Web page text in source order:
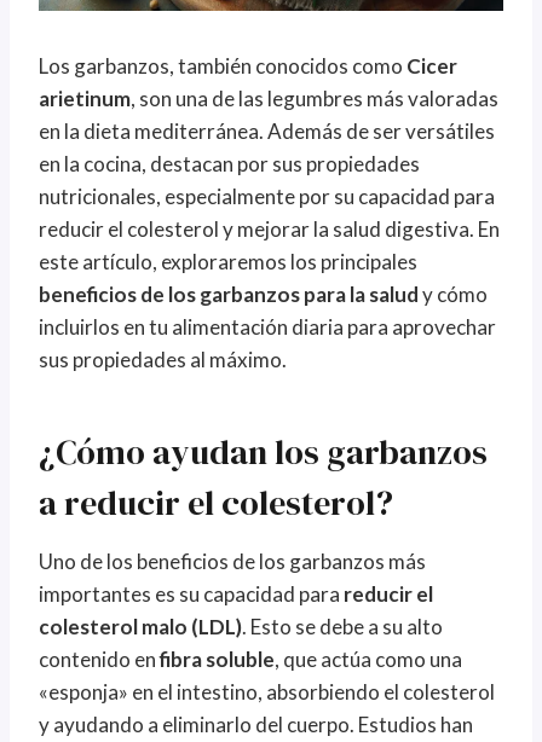
Los garbanzos, también conocidos como Cicer
arietinum, son una de las legumbres más valoradas
en la dieta mediterránea. Además de ser versátiles
en la cocina, destacan por sus propiedades
nutricionales, especialmente por su capacidad para
reducir el colesterol y mejorar la salud digestiva. En
este artículo, exploraremos los principales
beneficios de los garbanzos para la saludy cómo
incluirlos en tu alimentación diaria para aprovechar
sus propiedades al máximo.
¿Cómo ayudan los garbanzos
a reducir el colesterol?
Uno de los beneficios de los garbanzos más
importantes es su capacidad para reducir el
colesterol malo (LDL). Esto se debe a su alto
contenido enfibra soluble, que actúa como una
«esponja» en el intestino, absorbiendo el colesterol
y ayudando a eliminarlo del cuerpo. Estudios han